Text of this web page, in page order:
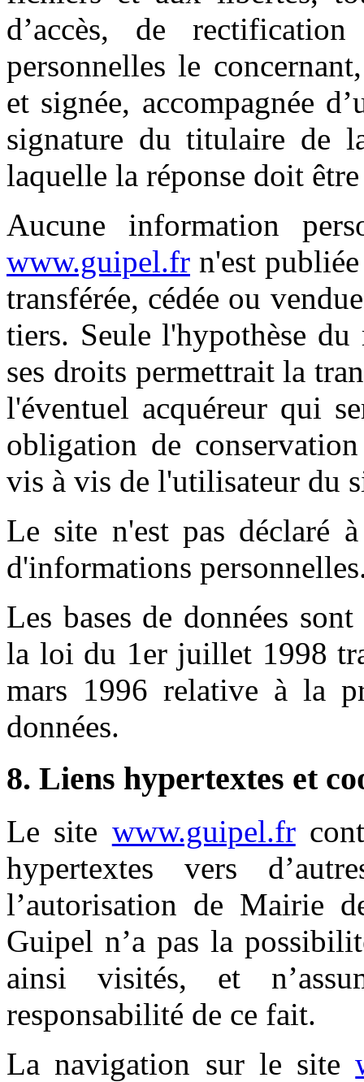
d’accès, de
personnelles le
et signée, accompagnée
signature du titulaire de
laquelle la réponse doit
Aucune information
www.guipel.fr n'est
transférée, cédée ou
tiers. Seule l'hypothèse
ses droits permettrait la
l'éventuel acquéreur qui
obligation de
vis à vis de l'utilisateur du
Le site n'est pas déclaré
d'informations
Les bases de données
la loi du 1er juillet 1998
mars 1996 relative à la
données.
8. Liens hypertextes et
Le site www.guipel.fr
hypertextes vers
l’autorisation de Mairie
Guipel n’a pas la
ainsi visités, et
responsabilité de ce fait.
La navigation sur le site